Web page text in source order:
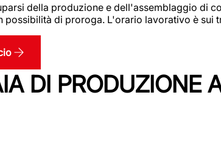
della produzione e dell'assemblaggio di
di proroga. L'orario lavorativo è sui
DI PRODUZIONE